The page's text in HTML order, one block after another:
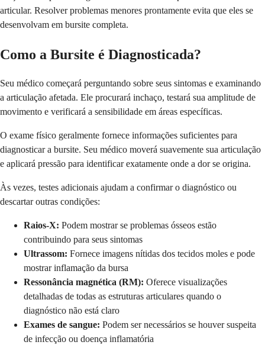
articular. Resolver problemas menores prontamente evita que eles se
desenvolvam em bursite completa.
Como a Bursite é Diagnosticada?
Seu médico começará perguntando sobre seus sintomas e examinando
a articulação afetada. Ele procurará inchaço, testará sua amplitude de
movimento e verificará a sensibilidade em áreas específicas.
O exame físico geralmente fornece informações suficientes para
diagnosticar a bursite. Seu médico moverá suavemente sua articulação
e aplicará pressão para identificar exatamente onde a dor se origina.
Às vezes, testes adicionais ajudam a confirmar o diagnóstico ou
descartar outras condições:
Raios-X: Podem mostrar se problemas ósseos estão
contribuindo para seus sintomas
Ultrassom: Fornece imagens nítidas dos tecidos moles e pode
mostrar inflamação da bursa
Ressonância magnética (RM): Oferece visualizações
detalhadas de todas as estruturas articulares quando o
diagnóstico não está claro
Exames de sangue: Podem ser necessários se houver suspeita
de infecção ou doença inflamatória